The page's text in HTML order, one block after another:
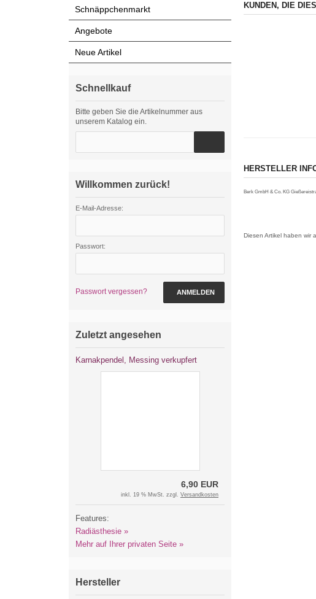
KUNDEN, DIE
HERSTELLER
Berk GmbH & Co. KG
Diesen Artikel haben wir
Schnäppchenmarkt
Angebote
Neue Artikel
Schnellkauf
Bitte geben Sie die Artikelnummer aus
unserem Katalog ein.
Willkommen zurück!
E-Mail-Adresse:
Passwort:
Passwort vergessen? ANMELDEN
Zuletzt angesehen
Karnakpendel, Messing verkupfert
6,90 EUR
inkl. 19 % MwSt. zzgl. Versandkosten
Features:
Radiästhesie »
Mehr auf Ihrer privaten Seite »
Hersteller